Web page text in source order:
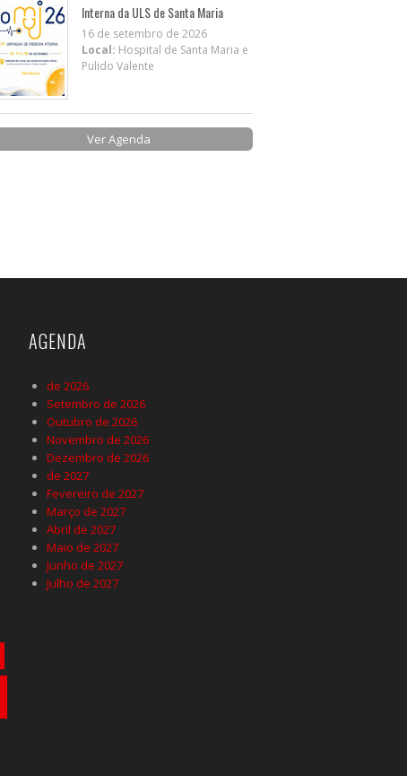
Interna da ULS de Santa Maria
16 de setembro de 2026
Local: Hospital de Santa Maria e
Pulido Valente
Ver Agenda
AGENDA
de 2026
Setembro de 2026
Outubro de 2026
Novembro de 2026
Dezembro de 2026
de 2027
Fevereiro de 2027
Março de 2027
Abril de 2027
Maio de 2027
Junho de 2027
Julho de 2027